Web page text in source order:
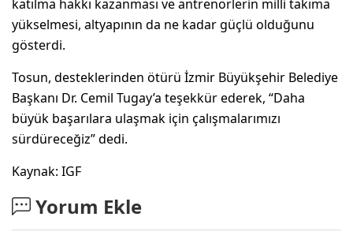
katılma hakkı kazanması ve antrenörlerin milli takıma
yükselmesi, altyapının da ne kadar güçlü olduğunu
gösterdi.
Tosun, desteklerinden ötürü İzmir Büyükşehir Belediye
Başkanı Dr. Cemil Tugay’a teşekkür ederek, “Daha
büyük başarılara ulaşmak için çalışmalarımızı
sürdüreceğiz” dedi.
Kaynak: IGF
Yorum Ekle